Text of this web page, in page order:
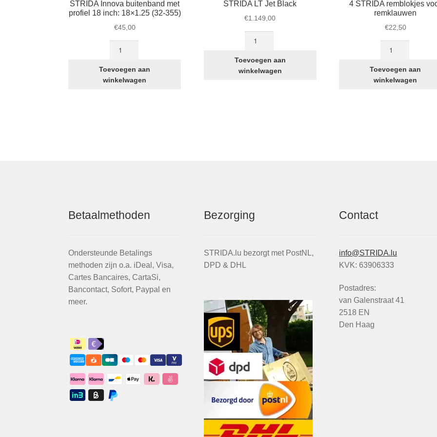
STRIDA Innova buitenband met
profiel 18 inch: 18×1.25 (32-355)
€45,00
buitenband
met
Toevoegen aan
winkelwagen
STRIDA LT Jet Black
€1.149,00
Jet
Black
Toevoegen aan
winkelwagen
4 STRIDA remblokjes
remklauwen
€22,50
remblokjes
voor
Toevoegen aan
winkelwagen
Betaalmethoden
Ondersteunde Betalings
methoden zijn o.a. iDeal, Visa,
Cartes Bancaires, CartaSi,
Bancontact, Sofort, Paypal en
meer.
Bezorging
STRIDA.lu bezorgt met PostNL,
DPD & DHL
Contact
info@STRIDA.lu
KVK: 63906333
Postadres:
van Galenstraat 41
2518 EN
Den Haag